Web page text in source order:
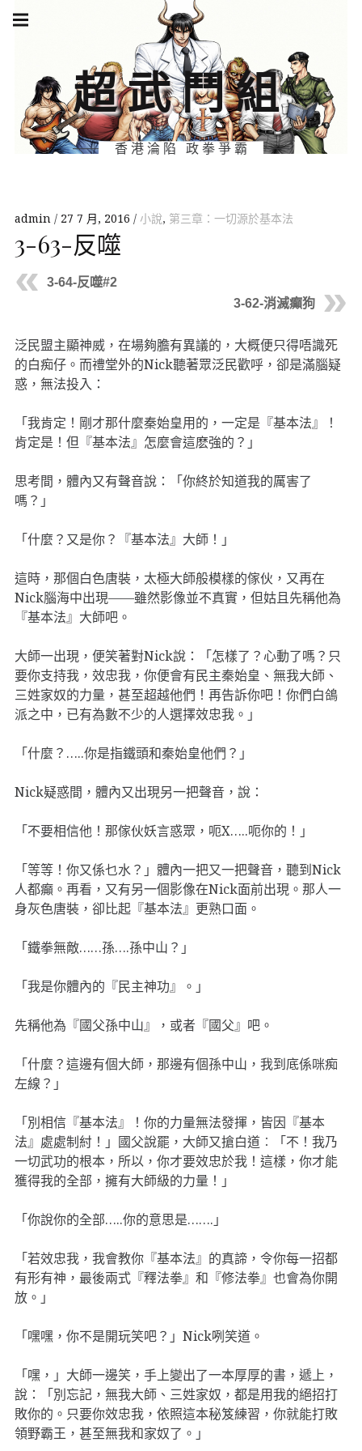
Skip
超武鬥組
香港淪陷 政拳爭霸
navigation
admin 27 7 月, 2016 小說, 第三章：一切源於基本法
3-63-反噬
3-64-反噬#2
3-62-消滅癲狗
泛民盟主顯神威，在場夠膽有異議的，大概便只得唔識死
的白痴仔。而禮堂外的Nick聽著眾泛民歡呼，卻是滿腦疑
惑，無法投入：
「我肯定！剛才那什麼秦始皇用的，一定是『基本法』！
肯定是！但『基本法』怎麼會這麽強的？」
思考間，體內又有聲音說：「你終於知道我的厲害了
嗎？」
「什麼？又是你？『基本法』大師！」
這時，那個白色唐裝，太極大師般模樣的傢伙，又再在
Nick腦海中出現——雖然影像並不真實，但姑且先稱他為
『基本法』大師吧。
大師一出現，便笑著對Nick說：「怎樣了？心動了嗎？只
要你支持我，效忠我，你便會有民主秦始皇、無我大師、
三姓家奴的力量，甚至超越他們！再告訴你吧！你們白鴿
派之中，已有為數不少的人選擇效忠我。」
「什麼？…..你是指鐵頭和秦始皇他們？」
Nick疑惑間，體內又出現另一把聲音，說：
「不要相信他！那傢伙妖言惑眾，呃X…..呃你的！」
「等等！你又係乜水？」體內一把又一把聲音，聽到Nick
人都癲。再看，又有另一個影像在Nick面前出現。那人一
身灰色唐裝，卻比起『基本法』更熟口面。
「鐵拳無敵……孫….孫中山？」
「我是你體內的『民主神功』。」
先稱他為『國父孫中山』，或者『國父』吧。
「什麼？這邊有個大師，那邊有個孫中山，我到底係咪痴
左線？」
「別相信『基本法』！你的力量無法發揮，皆因『基本
法』處處制紂！」國父說罷，大師又搶白道︰「不！我乃
一切武功的根本，所以，你才要效忠於我！這樣，你才能
獲得我的全部，擁有大師級的力量！」
「你說你的全部…..你的意思是…….」
「若效忠我，我會教你『基本法』的真諦，令你每一招都
有形有神，最後兩式『釋法拳』和『修法拳』也會為你開
放。」
「嘿嘿，你不是開玩笑吧？」Nick咧笑道。
「嘿，」大師一邊笑，手上變出了一本厚厚的書，遞上，
說：「別忘記，無我大師、三姓家奴，都是用我的絕招打
敗你的。只要你效忠我，依照這本秘笈練習，你就能打敗
領野霸王，甚至無我和家奴了。」